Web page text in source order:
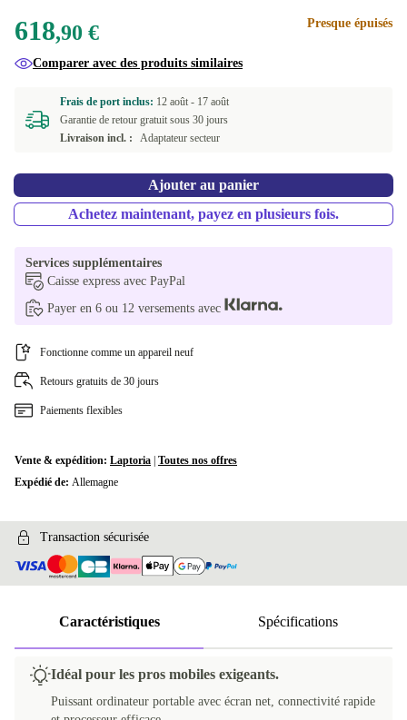
ES (QWERTY) +131,10 €
618,90 € Presque épuisés
Comparer avec des produits similaires
Frais de port inclus: 12 août - 17 août
Garantie de retour gratuit sous 30 jours
Livraison incl. :
Adaptateur secteur
Ajouter au panier
Achetez maintenant, payez en plusieurs fois.
Services supplémentaires
Caisse express avec PayPal
Payer en 6 ou 12 versements avec
Fonctionne comme un appareil neuf
Retours gratuits de 30 jours
Paiements flexibles
Vente & expédition: Laptoria Toutes nos offres
Expédié de: Allemagne
Transaction sécurisée
Caractéristiques Spécifications
Idéal pour les pros mobiles exigeants.
Puissant ordinateur portable avec écran net, connectivité rapide